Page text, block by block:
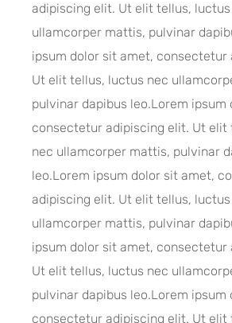
adipiscing elit. Ut elit tellus,
ullamcorper mattis, pulvinar
ipsum dolor sit amet, consectetur
Ut elit tellus, luctus nec
pulvinar dapibus leo.Lorem ipsum
consectetur adipiscing elit. Ut elit
nec ullamcorper mattis, pulvinar
leo.Lorem ipsum dolor sit amet,
adipiscing elit. Ut elit tellus,
ullamcorper mattis, pulvinar
ipsum dolor sit amet, consectetur
Ut elit tellus, luctus nec
pulvinar dapibus leo.Lorem ipsum
consectetur adipiscing elit. Ut elit